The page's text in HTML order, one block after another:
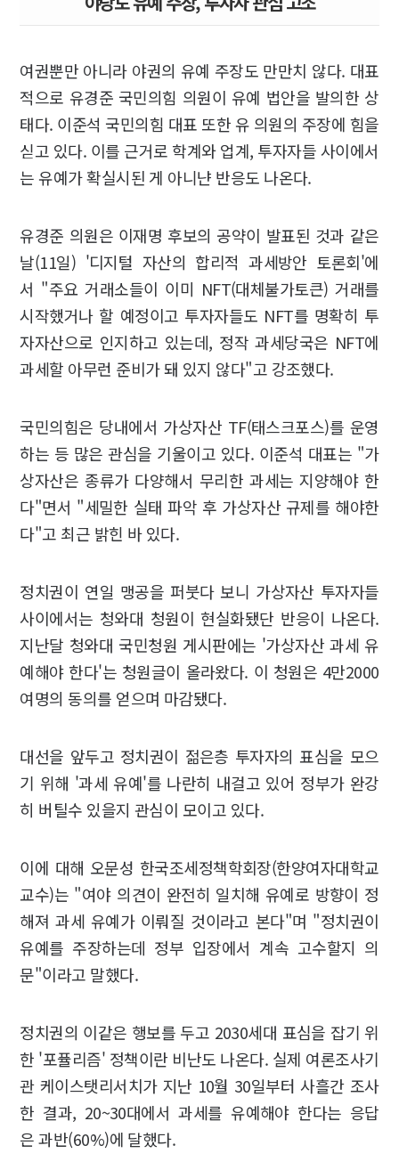
여권뿐만 아니라 야권의 유예 주장도 만만치 않다. 대표
적으로 유경준 국민의힘 의원이 유예 법안을 발의한 상
태다. 이준석 국민의힘 대표 또한 유 의원의 주장에 힘을
싣고 있다. 이를 근거로 학계와 업계, 투자자들 사이에서
는 유예가 확실시된 게 아니냔 반응도 나온다.
유경준 의원은 이재명 후보의 공약이 발표된 것과 같은
날(11일) '디지털 자산의 합리적 과세방안 토론회'에
서 "주요 거래소들이 이미 NFT(대체불가토큰) 거래를
시작했거나 할 예정이고 투자자들도 NFT를 명확히 투
자자산으로 인지하고 있는데, 정작 과세당국은 NFT에
과세할 아무런 준비가 돼 있지 않다"고 강조했다.
국민의힘은 당내에서 가상자산 TF(태스크포스)를 운영
하는 등 많은 관심을 기울이고 있다. 이준석 대표는 "가
상자산은 종류가 다양해서 무리한 과세는 지양해야 한
다"면서 "세밀한 실태 파악 후 가상자산 규제를 해야한
다"고 최근 밝힌 바 있다.
정치권이 연일 맹공을 퍼붓다 보니 가상자산 투자자들
사이에서는 청와대 청원이 현실화됐단 반응이 나온다.
지난달 청와대 국민청원 게시판에는 '가상자산 과세 유
예해야 한다'는 청원글이 올라왔다. 이 청원은 4만2000
여명의 동의를 얻으며 마감됐다.
대선을 앞두고 정치권이 젊은층 투자자의 표심을 모으
기 위해 '과세 유예'를 나란히 내걸고 있어 정부가 완강
히 버틸수 있을지 관심이 모이고 있다.
이에 대해 오문성 한국조세정책학회장(한양여자대학교
교수)는 "여야 의견이 완전히 일치해 유예로 방향이 정
해져 과세 유예가 이뤄질 것이라고 본다"며 "정치권이
유예를 주장하는데 정부 입장에서 계속 고수할지 의
문"이라고 말했다.
정치권의 이같은 행보를 두고 2030세대 표심을 잡기 위
한 '포퓰리즘' 정책이란 비난도 나온다. 실제 여론조사기
관 케이스탯리서치가 지난 10월 30일부터 사흘간 조사
한 결과, 20~30대에서 과세를 유예해야 한다는 응답
은 과반(60%)에 달했다.